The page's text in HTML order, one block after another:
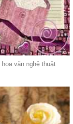
văn nghệ thuật